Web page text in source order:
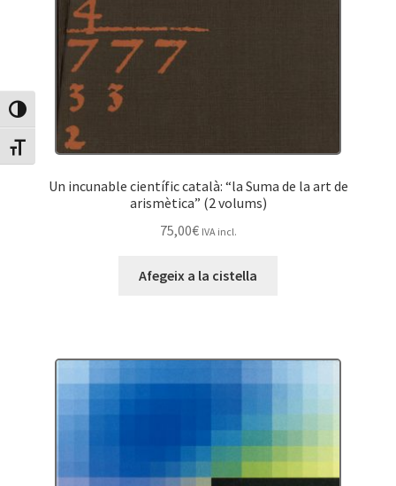
Canvia Alt Contrast
Canvia mida de lletra
Un incunable científic català: “la Suma de la art de
arismètica” (2 volums)
75,00€ IVA incl.
Afegeix a la cistella